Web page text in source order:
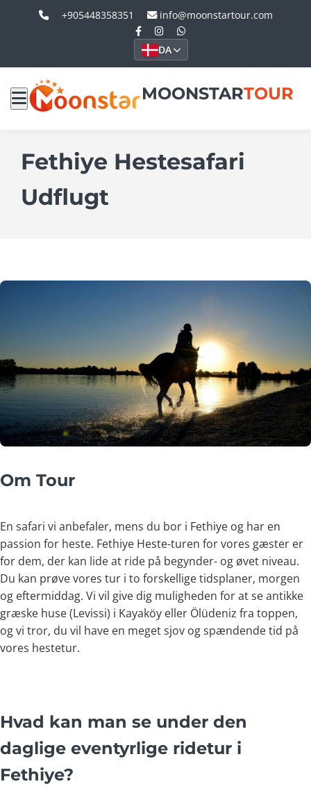
+905448358351 info@moonstartour.com
DA
MOONSTARTOUR
Fethiye Hestesafari
Udflugt
Om Tour
En safari vi anbefaler, mens du bor i Fethiye og har en
passion for heste. Fethiye Heste-turen for vores gæster er
for dem, der kan lide at ride på begynder- og øvet niveau.
Du kan prøve vores tur i to forskellige tidsplaner, morgen
og eftermiddag. Vi vil give dig muligheden for at se antikke
græske huse (Levissi) i Kayaköy eller Ölüdeniz fra toppen,
og vi tror, du vil have en meget sjov og spændende tid på
vores hestetur.
Hvad kan man se under den
daglige eventyrlige ridetur i
Fethiye?